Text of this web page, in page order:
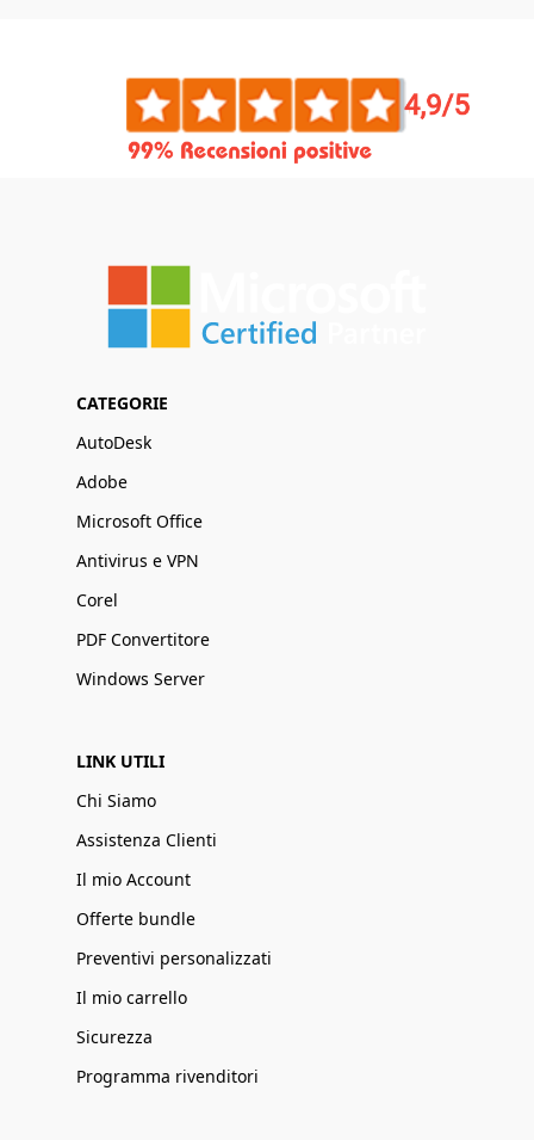
CATEGORIE
AutoDesk
Adobe
Microsoft Office
Antivirus e VPN
Corel
PDF Convertitore
Windows Server
LINK UTILI
Chi Siamo
Assistenza Clienti
Il mio Account
Offerte bundle
Preventivi personalizzati
Il mio carrello
Sicurezza
Programma rivenditori